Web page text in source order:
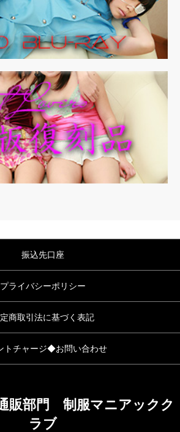
振込先口座
プライバシーポリシー
商取引法に基づく表記
トチャージ◆お問い合わせ
販部門 制服マニアックク
ラブ